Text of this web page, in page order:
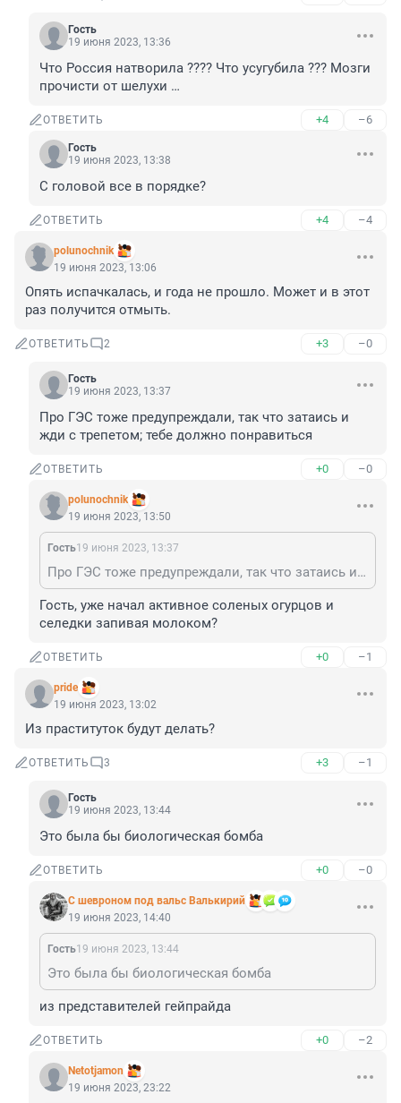
Гость
19 июня 2023, 13:36
Что Россия натворила ???? Что усугубила ??? Мозги
прочисти от шелухи …
ОТВЕТИТЬ +4 –6
Гость
19 июня 2023, 13:38
С головой все в порядке?
ОТВЕТИТЬ +4 –4
polunochnik
19 июня 2023, 13:06
Опять испачкалась, и года не прошло. Может и в этот
раз получится отмыть.
ОТВЕТИТЬ 2 +3 –0
Гость
19 июня 2023, 13:37
Про ГЭС тоже предупреждали, так что затаись и
жди с трепетом; тебе должно понравиться
ОТВЕТИТЬ +0 –0
polunochnik
19 июня 2023, 13:50
Гость19 июня 2023, 13:37
Про ГЭС тоже предупреждали, так что затаись и жди с трепетом; тебе должно понравиться
Гость, уже начал активное соленых огурцов и
селедки запивая молоком?
ОТВЕТИТЬ +0 –1
pride
19 июня 2023, 13:02
Из праституток будут делать?
ОТВЕТИТЬ 3 +3 –1
Гость
19 июня 2023, 13:44
Это была бы биологическая бомба
ОТВЕТИТЬ +0 –0
С шевроном под вальс Валькирий
19 июня 2023, 14:40
Гость19 июня 2023, 13:44
Это была бы биологическая бомба
из представителей гейпрайда
ОТВЕТИТЬ +0 –2
Netotjamon
19 июня 2023, 23:22